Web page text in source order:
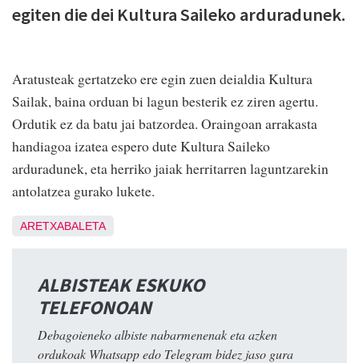
egiten die dei Kultura Saileko arduradunek.
Aratusteak gertatzeko ere egin zuen deialdia Kultura
Sailak, baina orduan bi lagun besterik ez ziren agertu.
Ordutik ez da batu jai batzordea. Oraingoan arrakasta
handiagoa izatea espero dute Kultura Saileko
arduradunek, eta herriko jaiak herritarren laguntzarekin
antolatzea gurako lukete.
ARETXABALETA
ALBISTEAK ESKUKO
TELEFONOAN
Debagoieneko albiste nabarmenenak eta azken
ordukoak Whatsapp edo Telegram bidez jaso gura